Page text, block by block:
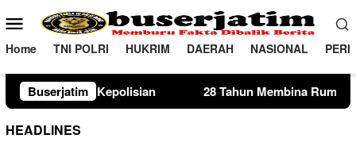
ke
konten
Menu
Mobile
Home TNI POLRI HUKRIM DAERAH NASIONAL
Buserjatim 28 Tahun Membina Rumah Tangga, Seorang
HEADLINES